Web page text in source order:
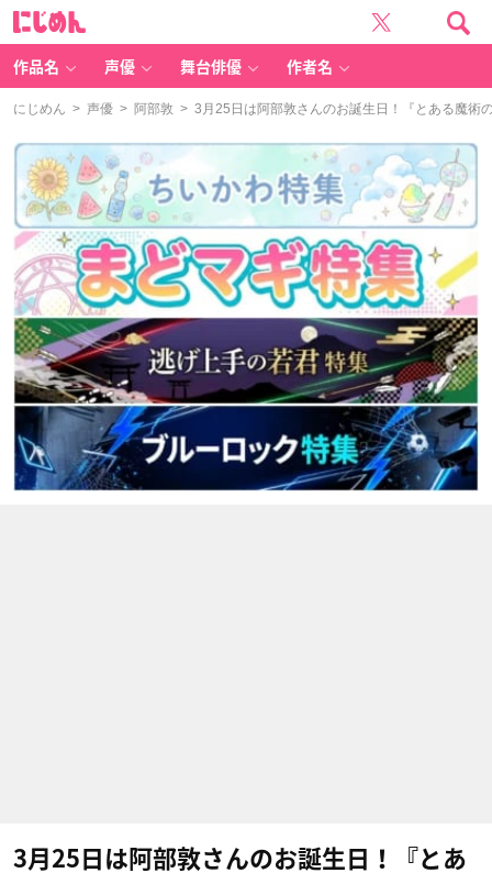
作品名 声優 舞台俳優 作者名
にじめん > 声優 > 阿部敦 > 3月25日は阿部敦さんのお誕生日！『とある魔術
3月25日は阿部敦さんのお誕生日！『とあ